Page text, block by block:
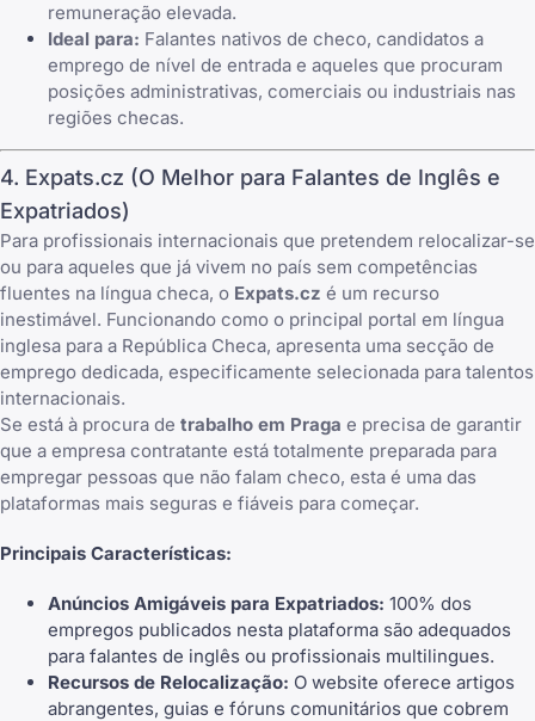
remuneração elevada.
Ideal para: Falantes nativos de checo, candidatos a
emprego de nível de entrada e aqueles que procuram
posições administrativas, comerciais ou industriais nas
regiões checas.
4. Expats.cz (O Melhor para Falantes de Inglês e
Expatriados)
Para profissionais internacionais que pretendem relocalizar-se
ou para aqueles que já vivem no país sem competências
fluentes na língua checa, o Expats.cz é um recurso
inestimável. Funcionando como o principal portal em língua
inglesa para a República Checa, apresenta uma secção de
emprego dedicada, especificamente selecionada para talentos
internacionais.
Se está à procura de trabalho em Praga e precisa de garantir
que a empresa contratante está totalmente preparada para
empregar pessoas que não falam checo, esta é uma das
plataformas mais seguras e fiáveis para começar.
Principais Características:
Anúncios Amigáveis para Expatriados: 100% dos
empregos publicados nesta plataforma são adequados
para falantes de inglês ou profissionais multilingues.
Recursos de Relocalização: O website oferece artigos
abrangentes, guias e fóruns comunitários que cobrem